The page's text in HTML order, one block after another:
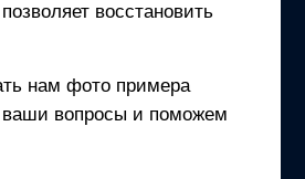
восстановить
нам фото примера
ваши вопросы и поможем